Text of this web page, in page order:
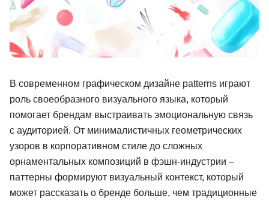
В современном графическом дизайне patterns играют
роль своеобразного визуального языка, который
помогает брендам выстраивать эмоциональную связь
с аудиторией. От минималистичных геометрических
узоров в корпоративном стиле до сложных
орнаментальных композиций в фэшн-индустрии –
паттерны формируют визуальный контекст, который
может рассказать о бренде больше, чем традиционные
Рейтинг онлайн-школ